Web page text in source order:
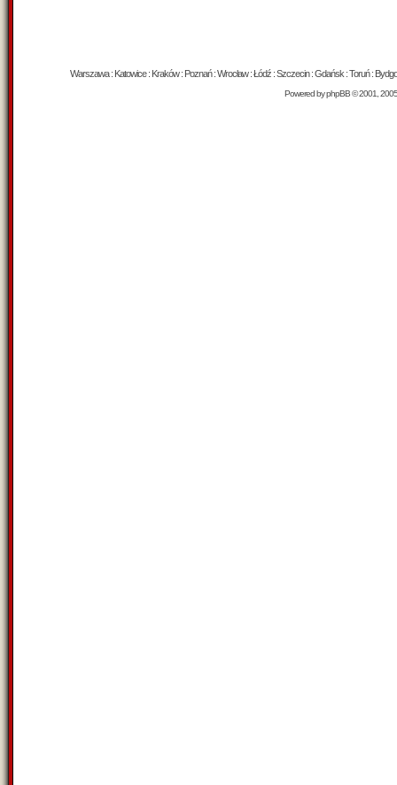
Warszawa : Katowice : Kraków : Poznań : Wrocław : Łódź : Szczecin : Gdańsk : Toruń :
Powered byphpBB© 2001,